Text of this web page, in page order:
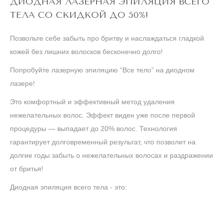
ТЕЛА СО СКИДКОЙ ДО 50%!
Позвольте себе забыть про бритву и наслаждаться гладкой
кожей без лишних волосков бесконечно долго!
Попробуйте лазерную эпиляцию “Все тело” на диодном
лазере!
Это комфортный и эффективный метод удаления
нежелательных волос. Эффект виден уже после первой
процедуры — выпадает до 20% волос. Технология
гарантирует долговременный результат, что позволит на
долгие годы забыть о нежелательных волосах и раздражении
от бритья!
Диодная эпиляция всего тела - это: